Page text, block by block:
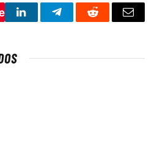
LinkedInTelegramReddit Email